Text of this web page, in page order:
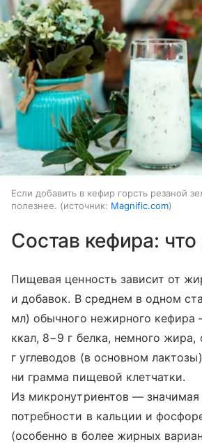
Если добавить в кефир горсть резаной
полезнее.
источник: Magnific.com
Состав кефира: что
Пищевая ценность зависит от
и добавок. В среднем в одном
мл) обычного нежирного
ккал, 8−9 г белка, немного жира,
г углеводов (в основном
ни грамма пищевой клетчатки.
Из микронутриентов — значимая
потребности в кальции и
(особенно в более жирных